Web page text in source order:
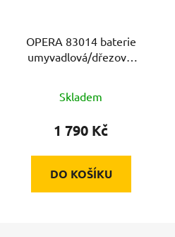
OPERA 83014 baterie
umyvadlová/dřezová,
Skladem
1 790 Kč
DO KOŠÍKU